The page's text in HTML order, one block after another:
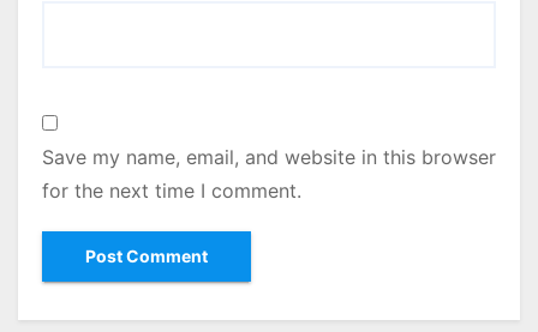
Save my name, email, and website in this browser
for the next time I comment.